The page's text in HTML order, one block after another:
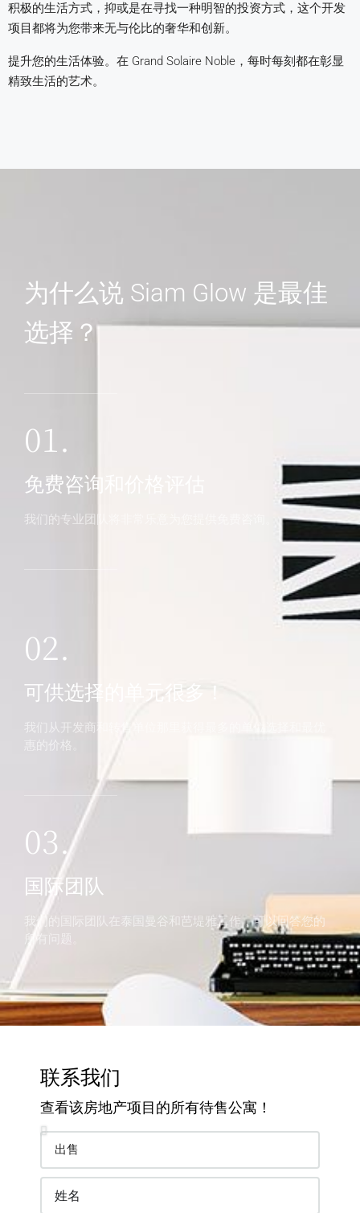
积极的生活方式，抑或是在寻找一种明智的投资方式，这个开发
项目都将为您带来无与伦比的奢华和创新。
提升您的生活体验。在 Grand Solaire Noble，每时每刻都在彰显
精致生活的艺术。
为什么说 Siam Glow 是最佳
选择？
01.
免费咨询和价格评估
我们的专业团队将非常乐意为您提供免费咨询。
02.
可供选择的单元很多！
我们从开发商和转售单位那里获得最多的单位选择和最优
惠的价格。
03.
国际团队
我们的国际团队在泰国曼谷和芭堤雅工作，可以回答您的
所有问题。
联系我们
查看该房地产项目的所有待售公寓！